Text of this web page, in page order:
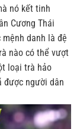
nó kết tinh
Cương Thái
danh là đệ
nào có thể vượt
loại trà hảo
được người dân